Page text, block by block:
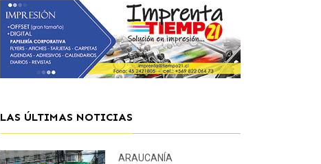
LAS ÚLTIMAS NOTICIAS
ARAUCANÍA